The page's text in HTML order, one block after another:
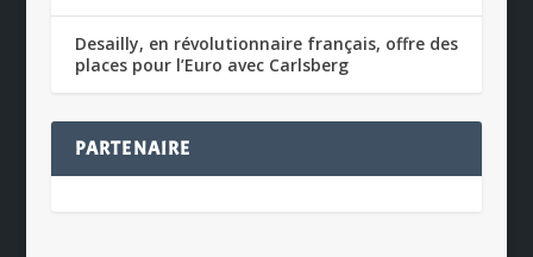
Desailly, en révolutionnaire français, offre des
places pour l’Euro avec Carlsberg
PARTENAIRE